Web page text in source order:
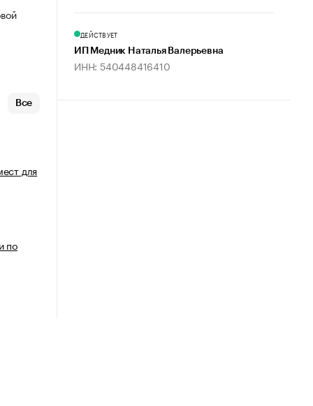
Все
для
по
ДЕЙСТВУЕТ
ИП Медник Наталья Валерьевна
ИНН: 540448416410